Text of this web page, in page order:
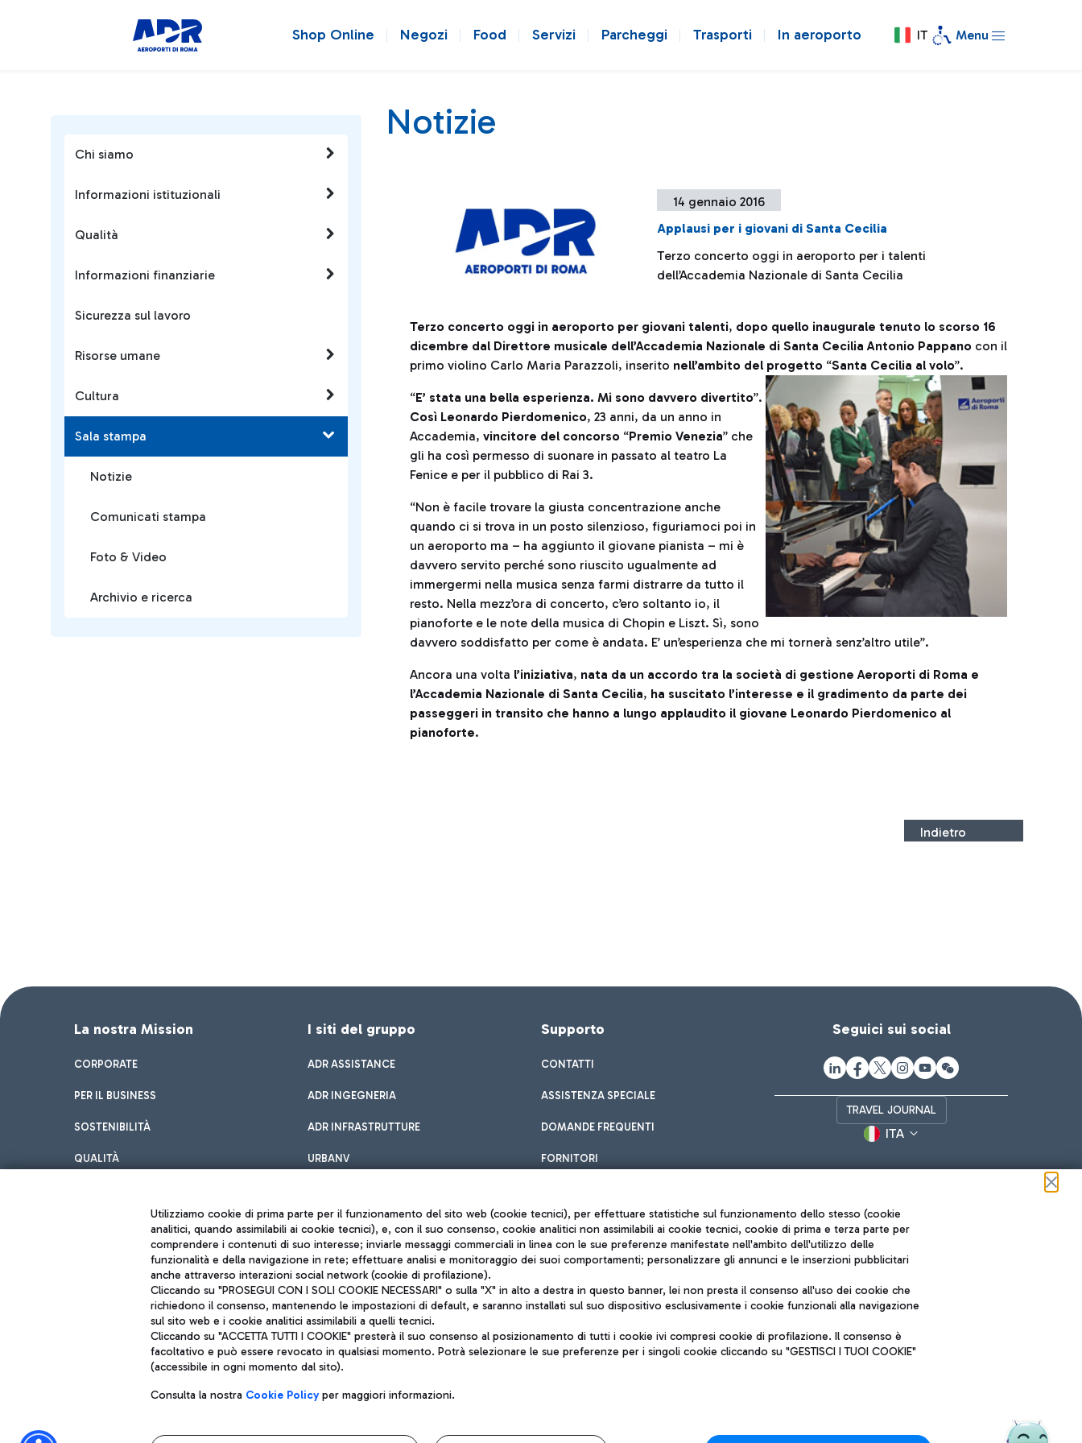
Shop Online Negozi Food Servizi Parcheggi Trasporti In aeroporto IT Menu
Chi siamo
Informazioni istituzionali
Qualità
Informazioni finanziarie
Sicurezza sul lavoro
Risorse umane
Cultura
Sala stampa
Notizie
Comunicati stampa
Foto & Video
Archivio e ricerca
Notizie
14 gennaio 2016
Applausi per i giovani di Santa Cecilia
Terzo concerto oggi in aeroporto per i talenti
dell’Accademia Nazionale di Santa Cecilia
Terzo concerto oggi in aeroporto per giovani talenti, dopo quello inaugurale tenuto lo scorso 16
dicembre dal Direttore musicale dell’Accademia Nazionale di Santa Cecilia Antonio Pappano con il
primo violino Carlo Maria Parazzoli, inserito nell’ambito del progetto “Santa Cecilia al volo”.
“E’ stata una bella esperienza. Mi sono davvero divertito”.
Così Leonardo Pierdomenico, 23 anni, da un anno in
Accademia, vincitore del concorso “Premio Venezia” che
gli ha così permesso di suonare in passato al teatro La
Fenice e per il pubblico di Rai 3.
“Non è facile trovare la giusta concentrazione anche
quando ci si trova in un posto silenzioso, figuriamoci poi in
un aeroporto ma – ha aggiunto il giovane pianista – mi è
davvero servito perché sono riuscito ugualmente ad
immergermi nella musica senza farmi distrarre da tutto il
resto. Nella mezz’ora di concerto, c’ero soltanto io, il
pianoforte e le note della musica di Chopin e Liszt. Sì, sono
davvero soddisfatto per come è andata. E’ un’esperienza che mi tornerà senz’altro utile”.
Ancora una volta l’iniziativa, nata da un accordo tra la società di gestione Aeroporti di Roma e
l’Accademia Nazionale di Santa Cecilia, ha suscitato l’interesse e il gradimento da parte dei
passeggeri in transito che hanno a lungo applaudito il giovane Leonardo Pierdomenico al
pianoforte.
Indietro
La nostra Mission
CORPORATE
PER IL BUSINESS
SOSTENIBILITÀ
QUALITÀ
I siti del gruppo
ADR ASSISTANCE
ADR INGEGNERIA
ADR INFRASTRUTTURE
URBANV
Supporto
CONTATTI
ASSISTENZA SPECIALE
DOMANDE FREQUENTI
FORNITORI
Seguici sui social
TRAVEL JOURNAL
ITA
Aeroporti di Roma S.p.A. - Società soggetta a direzione e coordinamento di Mundys S.p.A.
Codice fiscale e Registro delle Imprese di Roma 13032990155 P. IVA 06572251004
Capitale sociale 62.224.743,00 int. vers.
Sede legale: Via Pier Paolo Racchetti 1 - 00054 Fiumicino (RM) telefono +39 06 65951
Note legali
Mappa sito
Accessibilità
Roma FCO
L'aeroporto stellato
QUALITÀ SOSTENIBILITÀ INNOVAZIONE
Utilizziamo cookie di prima parte per il funzionamento del sito web (cookie tecnici), per effettuare statistiche sul funzionamento dello stesso (cookie
analitici, quando assimilabili ai cookie tecnici), e, con il suo consenso, cookie analitici non assimilabili ai cookie tecnici, cookie di prima e terza parte per
comprendere i contenuti di suo interesse; inviarle messaggi commerciali in linea con le sue preferenze manifestate nell'ambito dell'utilizzo delle
funzionalità e della navigazione in rete; effettuare analisi e monitoraggio dei suoi comportamenti; personalizzare gli annunci e le inserzioni pubblicitari
anche attraverso interazioni social network (cookie di profilazione).
Cliccando su "PROSEGUI CON I SOLI COOKIE NECESSARI" o sulla "X" in alto a destra in questo banner, lei non presta il consenso all'uso dei cookie che
richiedono il consenso, mantenendo le impostazioni di default, e saranno installati sul suo dispositivo esclusivamente i cookie funzionali alla navigazione
sul sito web e i cookie analitici assimilabili a quelli tecnici.
Cliccando su "ACCETTA TUTTI I COOKIE" presterà il suo consenso al posizionamento di tutti i cookie ivi compresi cookie di profilazione. Il consenso è
facoltativo e può essere revocato in qualsiasi momento. Potrà selezionare le sue preferenze per i singoli cookie cliccando su "GESTISCI I TUOI COOKIE"
(accessibile in ogni momento dal sito).
Consulta la nostra Cookie Policyper maggiori informazioni.